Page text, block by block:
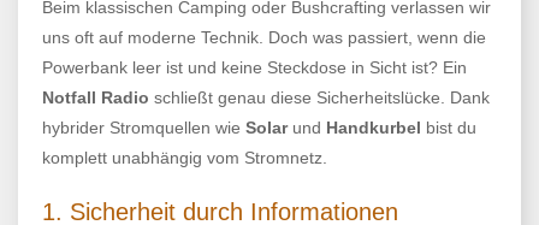
Beim klassischen Camping oder Bushcrafting verlassen wir
uns oft auf moderne Technik. Doch was passiert, wenn die
Powerbank leer ist und keine Steckdose in Sicht ist? Ein
Notfall Radio schließt genau diese Sicherheitslücke. Dank
hybrider Stromquellen wie Solarund Handkurbel bist du
komplett unabhängig vom Stromnetz.
1. Sicherheit durch Informationen